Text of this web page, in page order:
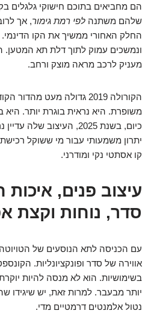
שלהם משתנה לפי רמת גימור, אך
החלק האחורי ממשיך את הקו הדינמי.
ונמשכים עמוק לתוך דלת תא המטען.
מעניק לרכב מראה מוצק ורחב.
הקורולה 2019 גדולה מעט
משופרת. היא נראית בוגרת יותר. היא
כיום, בשנת 2025, העיצוב
יתרון משמעותי עבור מי ששוקל
קו אסתטי נקי ומודרני.
עיצוב פנים, איכות
סדר, נוחות וקצת
אווירה של סדר ופונקציונליות.
בשימושיות. הוא לא מנסה להיות
יותר מבעבר. למרות זאת, יש שיגידו
נטול אלמנטים דרמטיים מדי.